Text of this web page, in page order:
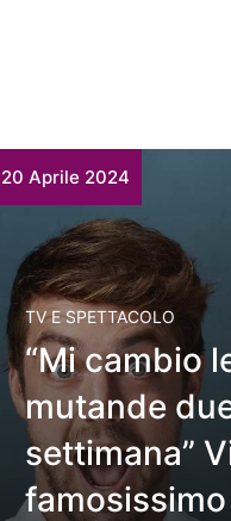
20 Aprile 2024
TV E SPETTACOLO
“Mi cambio
mutande
settimana”